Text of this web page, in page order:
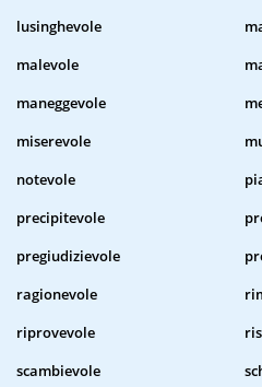
lusinghevole
malevole
maneggevole
miserevole
notevole
precipitevole
pregiudizievole
ragionevole
riprovevole
scambievole